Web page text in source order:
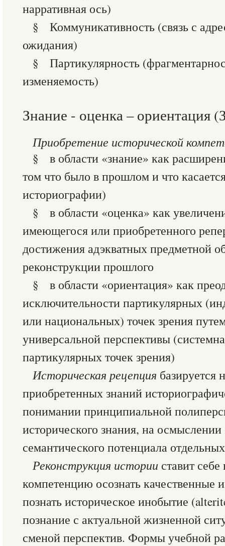
нарративная ось)
§ Коммуникативность (связь с
ожидания)
§ Партикулярность
изменяемость)
Знание - оценка – ориентация
Приобретение исторической
§ в области «знание» как
том что было в прошлом и что
историографии)
§ в области «оценка» как
имеющегося или приобретенного
достижения адэкватных предметной
реконструкции прошлого
§ в области «ориентация» как
исключительности партикулярных
или национальных) точек зрения
универсальной перспективы
партикулярных точек зрения)
Историческая рецепция базируется
приобретенных знаний
понимании принципиальной
исторического знания, на
семантического потенциала
Реконструкция истории ставит
компетенцию осознать качественные
познать историческое инобытие
познание с актуальной жизненной
сменой перспектив. Формы учебной